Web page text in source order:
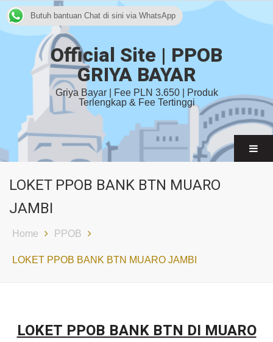
Official Site | PPOB
GRIYA BAYAR
Griya Bayar | Fee PLN 3.650 | Produk
Terlengkap & Fee Tertinggi
LOKET PPOB BANK BTN MUARO
JAMBI
Home PPOB
LOKET PPOB BANK BTN MUARO JAMBI
LOKET PPOB BANK BTN DI MUARO
Butuh bantuan Chat di sini via WhatsApp